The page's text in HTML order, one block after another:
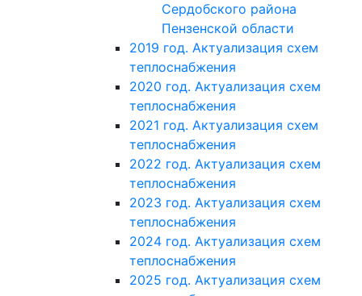
Сердобского района
Пензенской области
2019 год. Актуализация схем
теплоснабжения
2020 год. Актуализация схем
теплоснабжения
2021 год. Актуализация схем
теплоснабжения
2022 год. Актуализация схем
теплоснабжения
2023 год. Актуализация схем
теплоснабжения
2024 год. Актуализация схем
теплоснабжения
2025 год. Актуализация схем